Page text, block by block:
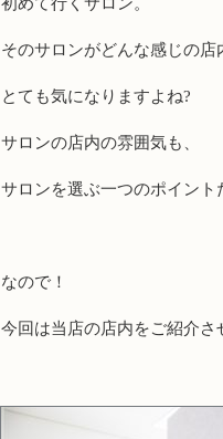
そのサロンがどんな感じの店
とても気になりますよね?
サロンの店内の雰囲気も、
サロンを選ぶ一つのポイント
なので！
今回は当店の店内をご紹介さ